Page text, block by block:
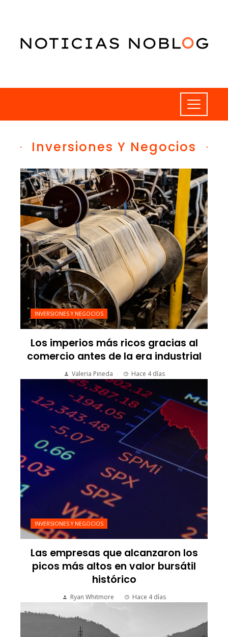
Inversiones Y Negocios
INVERSIONES Y NEGOCIOS
Los imperios más ricos gracias al
comercio antes de la era industrial
Valeria Pineda Hace 4 días
INVERSIONES Y NEGOCIOS
Las empresas que alcanzaron los
picos más altos en valor bursátil
histórico
Ryan Whitmore Hace 4 días